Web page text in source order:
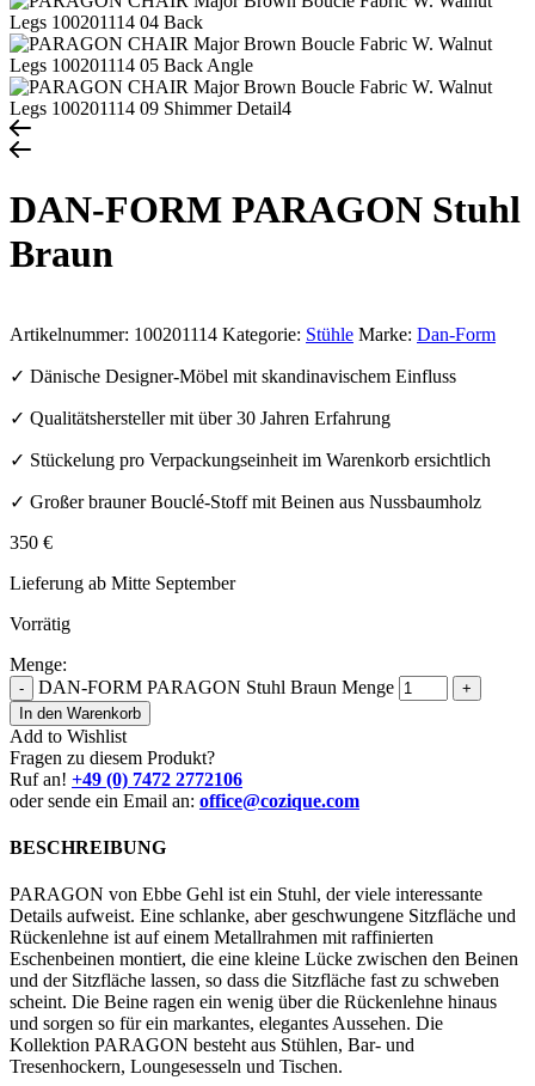
DAN-FORM PARAGON Stuhl
Braun
Artikelnummer: 100201114 Kategorie: Stühle Marke: Dan-Form
✓ Dänische Designer-Möbel mit skandinavischem Einfluss
✓ Qualitätshersteller mit über 30 Jahren Erfahrung
✓ Stückelung pro Verpackungseinheit im Warenkorb ersichtlich
✓ Großer brauner Bouclé-Stoff mit Beinen aus Nussbaumholz
350 €
Lieferung ab Mitte September
Vorrätig
Menge:
- DAN-FORM PARAGON Stuhl Braun Menge
+
In den Warenkorb
Add to Wishlist
Fragen zu diesem Produkt?
Ruf an! +49 (0) 7472 2772106
oder sende ein Email an: office@cozique.com
BESCHREIBUNG
PARAGON von Ebbe Gehl ist ein Stuhl, der viele interessante
Details aufweist. Eine schlanke, aber geschwungene Sitzfläche und
Rückenlehne ist auf einem Metallrahmen mit raffinierten
Eschenbeinen montiert, die eine kleine Lücke zwischen den Beinen
und der Sitzfläche lassen, so dass die Sitzfläche fast zu schweben
scheint. Die Beine ragen ein wenig über die Rückenlehne hinaus
und sorgen so für ein markantes, elegantes Aussehen. Die
Kollektion PARAGON besteht aus Stühlen, Bar- und
Tresenhockern, Loungesesseln und Tischen.